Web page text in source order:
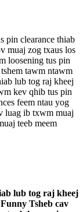
pin clearance thiab
muaj zog txaus los
loosening tus pin
tawm ntawm
lub tog raj kheej
kev qhib tus pin
feem ntau yog
luag ib txwm muaj
teeb meem
lub tog raj kheej
Tsheb cav